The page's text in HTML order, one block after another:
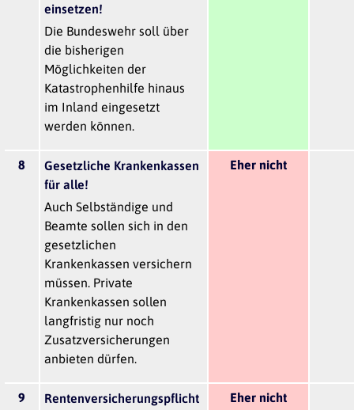
einsetzen!
Die Bundeswehr soll über
die bisherigen
Möglichkeiten der
Katastrophenhilfe hinaus
im Inland eingesetzt
werden können.
8
Gesetzliche Krankenkassen
für alle!
Auch Selbständige und
Beamte sollen sich in den
gesetzlichen
Krankenkassen versichern
müssen. Private
Krankenkassen sollen
langfristig nur noch
Zusatzversicherungen
anbieten dürfen.
Eher nicht
9
Rentenversicherungspflicht
Eher nicht